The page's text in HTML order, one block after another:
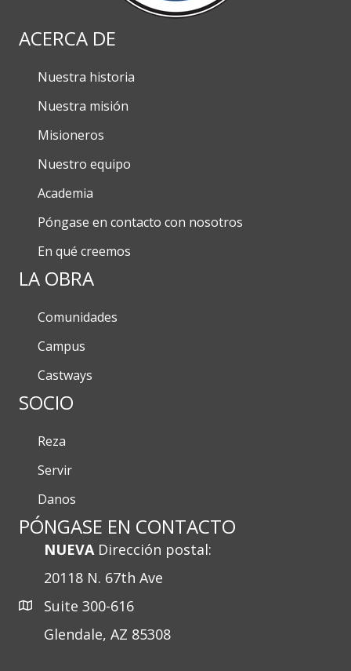
ACERCA DE
Nuestra historia
Nuestra misión
Misioneros
Nuestro equipo
Academia
Póngase en contacto con nosotros
En qué creemos
LA OBRA
Comunidades
Campus
Castways
SOCIO
Reza
Servir
Danos
PÓNGASE EN CONTACTO
NUEVADirección postal:
20118 N. 67th Ave
Suite 300-616
Glendale, AZ 85308